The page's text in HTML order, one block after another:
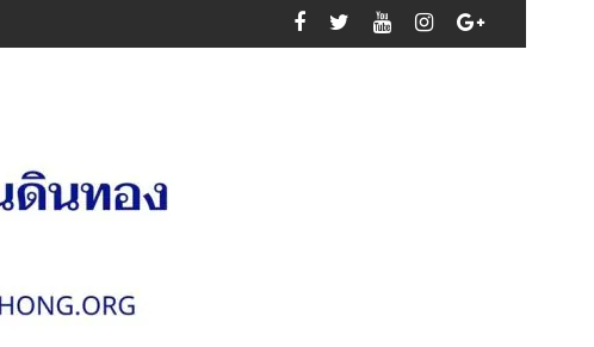
อยความสูญเสียหมู่